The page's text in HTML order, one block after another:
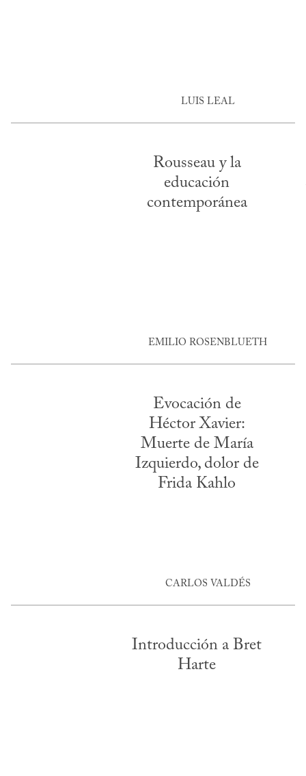
LUIS LEAL
Rousseau y la
educación
contemporánea
EMILIO ROSENBLUETH
Evocación de
Héctor Xavier:
Muerte de María
Izquierdo, dolor de
Frida Kahlo
CARLOS VALDÉS
Introducción a Bret
Harte